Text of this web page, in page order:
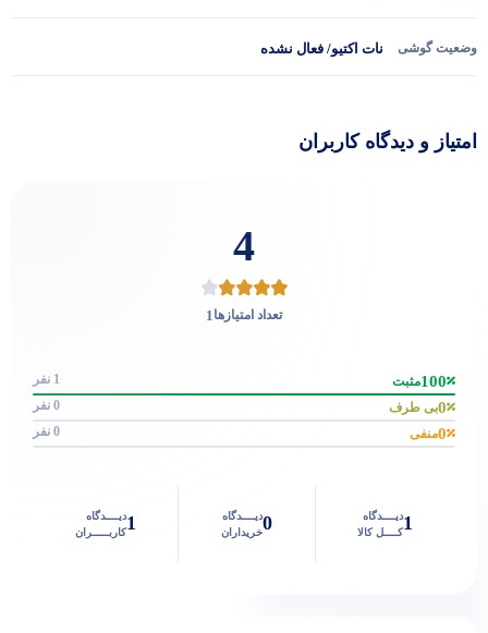
وضعیت گوشی نات اکتیو/ فعال نشده
امتیاز و دیدگاه کاربران
4
تعداد امتیازها 1
100مثبت 1 نفر
0بی طرف 0 نفر
0منفی 0 نفر
1دیــــدگاه
کــــل کالا
0دیــــدگاه
خریداران
1دیــــدگاه
کاربـــــران